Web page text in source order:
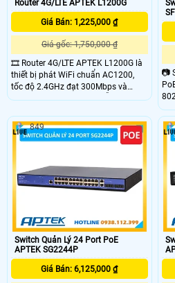
Router 4G/LTE APTEK L1200G
Giá Bán: 1,225,000 ₫
Giá gốc: 1,750,000 ₫
🎞 Router 4G/LTE APTEK L1200G là
thiết bị phát WiFi chuẩn AC1200,
tốc độ 2.4GHz đạt 300Mbps và
5GHz lên đến 867Mbps hỗ trợ khe
mạng. Router L1200G có thể chịu tải
tối đa 32+ thiết bị, hỗ trợ LTE Cat.4
với tốc độ download 150Mbps và
LAN/WAN Gigabit, giúp bạn kết nối
nhanh chóng và mượt mà.
📷
Switch Quản Lý 24 Port PoE
APTEK SG2244P
Giá Bán: 6,125,000 ₫
849